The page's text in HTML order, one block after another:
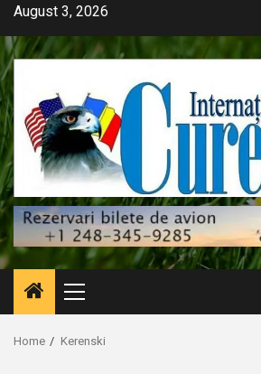
Skip
content
August 3, 2026
Primary
Menu
Home Kerenski